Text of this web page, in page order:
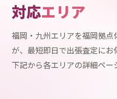
対応エリア
福岡・九州エリアを福岡拠
が、最短即日で出張査定にお
下記から各エリアの詳細ペー